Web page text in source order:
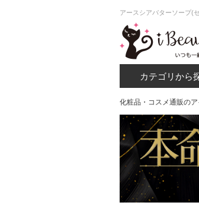
アースシアバターソープ(
カテゴリから
化粧品・コスメ通販の